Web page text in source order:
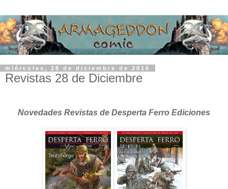
miércoles, 28 de diciembre de 2016
Revistas 28 de Diciembre
Novedades Revistas de Desperta Ferro Ediciones